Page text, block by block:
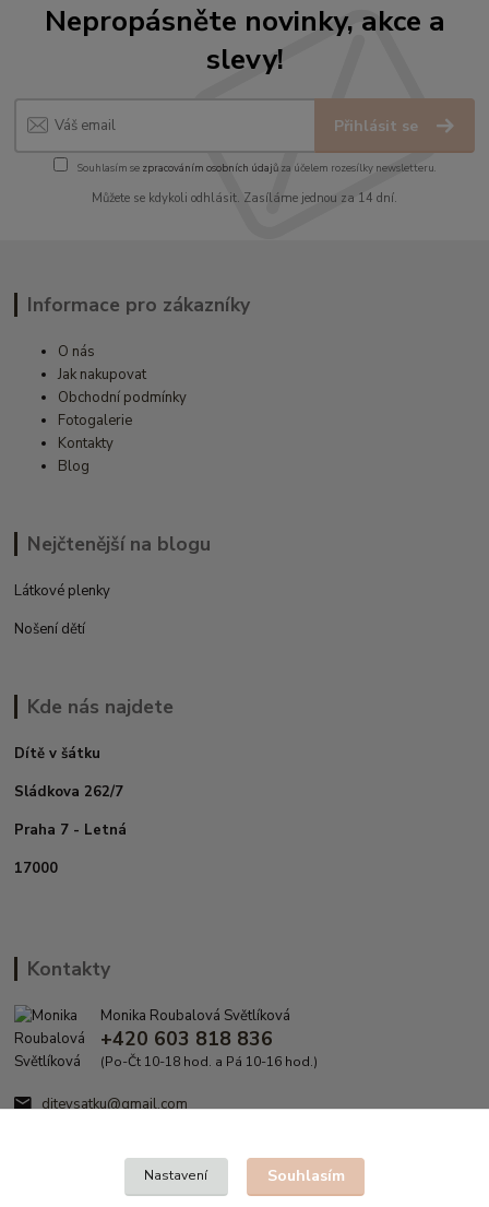
Nepropásněte novinky, akce a
slevy!
Přihlásit se
Souhlasím se zpracováním osobních údajůza účelem rozesílky newsletteru.
Můžete se kdykoli odhlásit. Zasíláme jednou za 14 dní.
Informace pro zákazníky
O nás
Jak nakupovat
Obchodní podmínky
Fotogalerie
Kontakty
Blog
Nejčtenější na blogu
Látkové plenky
Nošení dětí
Kde nás najdete
Dítě v šátku
Sládkova 262/7
Praha 7 - Letná
17000
Kontakty
Monika Roubalová Světlíková
+420 603 818 836
(Po-Čt 10-18 hod. a Pá 10-16 hod.)
ditevsatku@gmail.com
Nastavení Souhlasím